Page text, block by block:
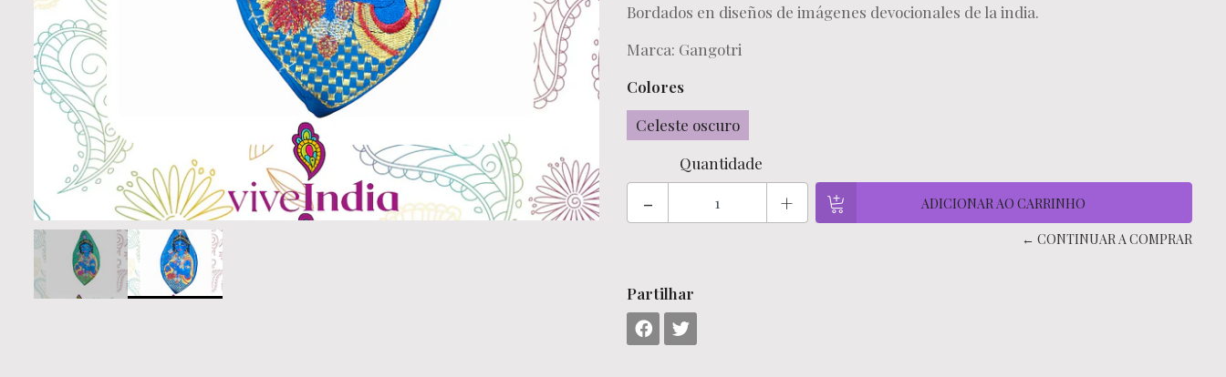
Bordados en diseños de imágenes devocionales de la india.
Marca: Gangotri
Colores
Celeste oscuro
Quantidade
- +
← CONTINUAR A COMPRAR
Partilhar